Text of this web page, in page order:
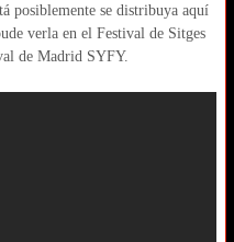
posiblemente se distribuya aquí
verla en el Festival de Sitges
de Madrid SYFY.